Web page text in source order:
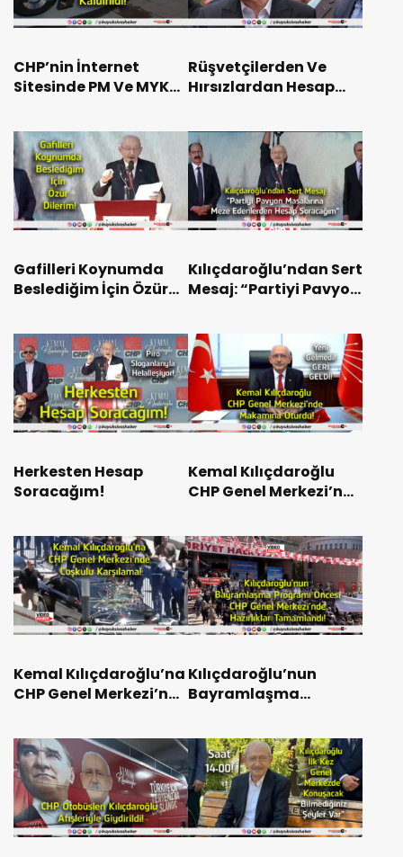
CHP’nin İnternet
Sitesinde PM Ve MYK
Kaldırıldı!
Rüşvetçilerden Ve
Hırsızlardan Hesap
Gafilleri Koynumda
Beslediğim İçin Özür
Kılıçdaroğlu’ndan Sert
Mesaj: “Partiyi Pavyon
Edenlerden Hesap
Soracağım”
Herkesten Hesap
Soracağım!
Kemal Kılıçdaroğlu
CHP Genel Merkezi’nde
Kemal Kılıçdaroğlu’na
CHP Genel Merkezi’nde
Kılıçdaroğlu’nun
Bayramlaşma
Genel Merkezi’nde
Hazırlıklar
Tamamlandı!